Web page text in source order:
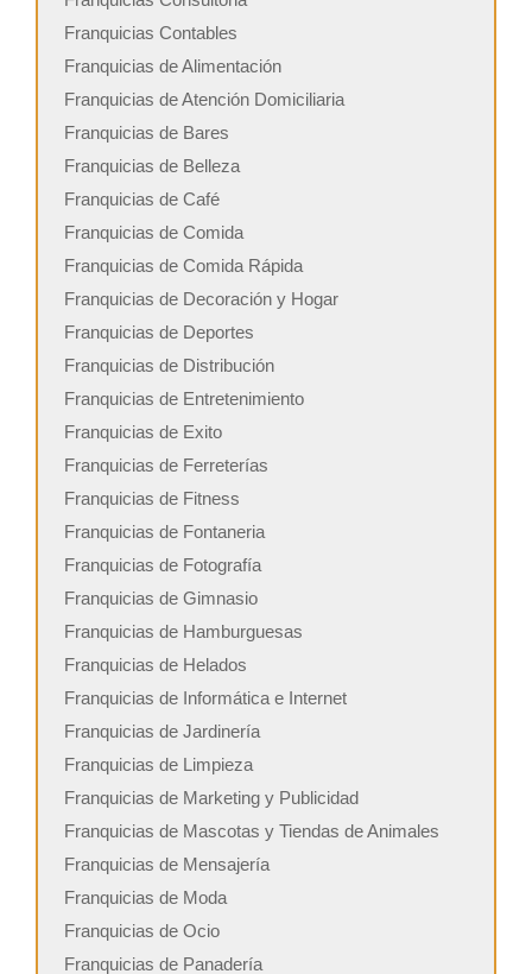
Franquicias Contables
Franquicias de Alimentación
Franquicias de Atención Domiciliaria
Franquicias de Bares
Franquicias de Belleza
Franquicias de Café
Franquicias de Comida
Franquicias de Comida Rápida
Franquicias de Decoración y Hogar
Franquicias de Deportes
Franquicias de Distribución
Franquicias de Entretenimiento
Franquicias de Exito
Franquicias de Ferreterías
Franquicias de Fitness
Franquicias de Fontaneria
Franquicias de Fotografía
Franquicias de Gimnasio
Franquicias de Hamburguesas
Franquicias de Helados
Franquicias de Informática e Internet
Franquicias de Jardinería
Franquicias de Limpieza
Franquicias de Marketing y Publicidad
Franquicias de Mascotas y Tiendas de Animales
Franquicias de Mensajería
Franquicias de Moda
Franquicias de Ocio
Franquicias de Panadería